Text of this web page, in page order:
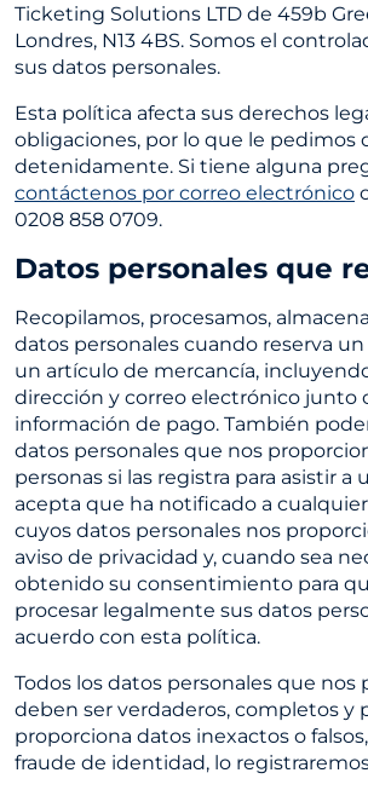
Ticketing Solutions LTD de 459b
Londres, N13 4BS. Somos el
sus datos personales.
Esta política afecta sus derechos
obligaciones, por lo que le pedimos
detenidamente. Si tiene alguna
contáctenos por correo electrónico
0208 858 0709.
Datos personales que
Recopilamos, procesamos,
datos personales cuando reserva
un artículo de mercancía,
dirección y correo electrónico junto
información de pago. También
datos personales que nos
personas si las registra para asistir a
acepta que ha notificado a
cuyos datos personales nos
aviso de privacidad y, cuando sea
obtenido su consentimiento para
procesar legalmente sus datos
acuerdo con esta política.
Todos los datos personales que nos
deben ser verdaderos, completos y
proporciona datos inexactos o
fraude de identidad, lo